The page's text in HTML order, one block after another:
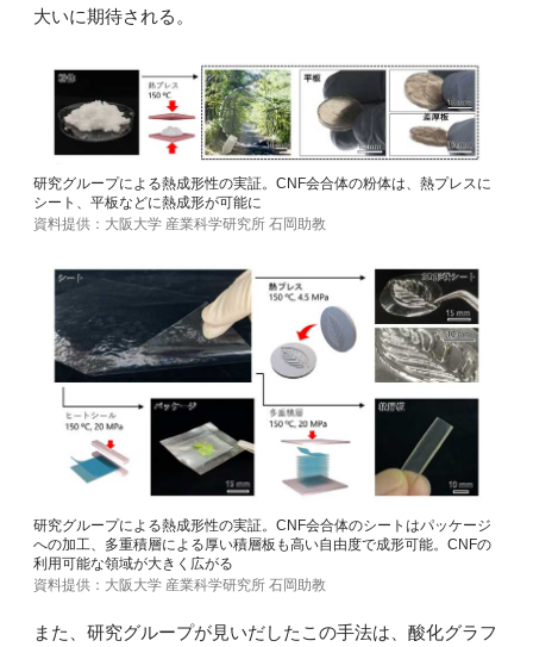
大いに期待される。
研究グループによる熱成形性の実証。CNF会合体の粉体は、熱プレスに
シート、平板などに熱成形が可能に
資料提供：大阪大学 産業科学研究所 石岡助教
研究グループによる熱成形性の実証。CNF会合体のシートはパッケージ
への加工、多重積層による厚い積層板も高い自由度で成形可能。CNFの
利用可能な領域が大きく広がる
資料提供：大阪大学 産業科学研究所 石岡助教
また、研究グループが見いだしたこの手法は、酸化グラフ